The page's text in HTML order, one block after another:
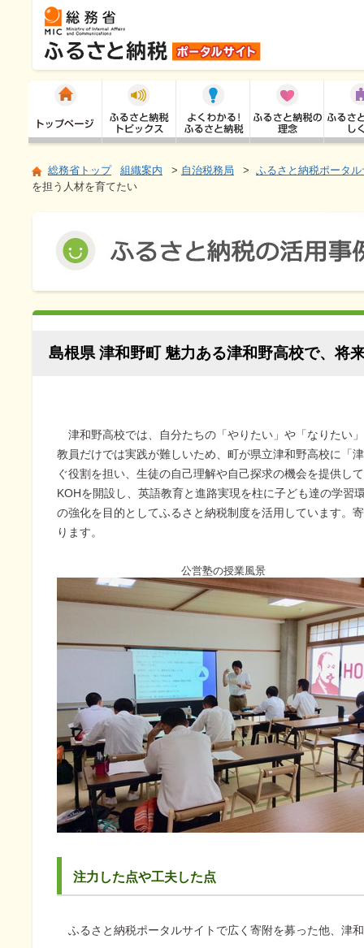
総務省トップ 組織案内 > 自治税務局 > ふるさと納税ポータル
を担う人材を育てたい
島根県 津和野町 魅力ある津和野高校で、将
津和野高校では、自分たちの「やりたい」や「なりたい
教員だけでは実践が難しいため、町が県立津和野高校に「
ぐ役割を担い、生徒の自己理解や自己探求の機会を提供し
KOHを開設し、英語教育と進路実現を柱に子ども達の学
の強化を目的としてふるさと納税制度を活用しています。
ります。
公営塾の授業風景
注力した点や工夫した点
ふるさと納税ポータルサイトで広く寄附を募った他、津